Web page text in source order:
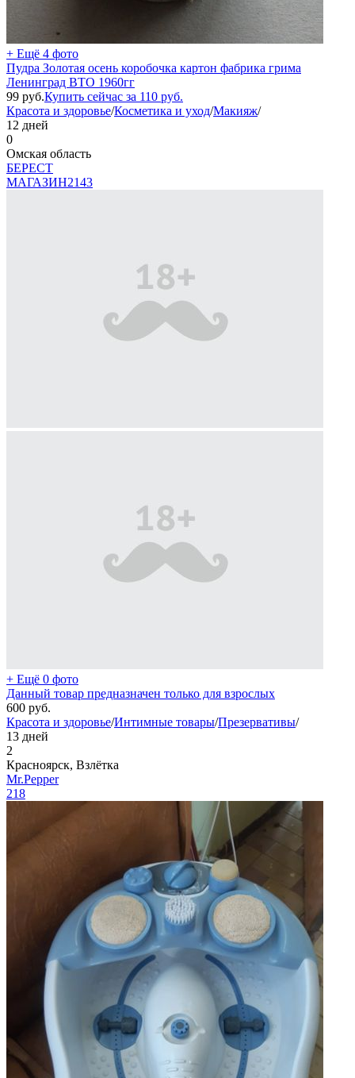
+ Ещё 4 фото
Пудра Золотая осень коробочка картон фабрика грима
Ленинград ВТО 1960гг
99 руб.Купить сейчас за 110 руб.
Красота и здоровье/Косметика и уход/Макияж/
12 дней
0
Омская область
БEPECT
МАГАЗИН2143
+ Ещё 0 фото
Данный товар предназначен только для взрослых
600 руб.
Красота и здоровье/Интимные товары/Презервативы/
13 дней
2
Красноярск, Взлётка
Mr.Pepper
218